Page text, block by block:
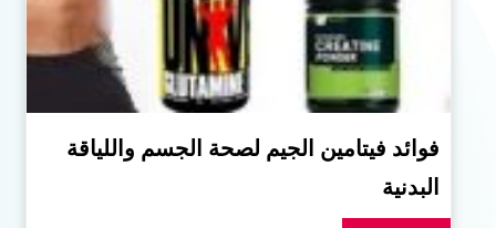
فوائد فيتامين الجيم لصحة الجسم واللياقة
البدنية